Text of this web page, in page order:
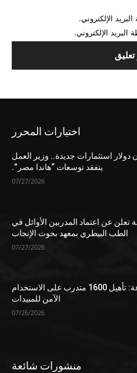
الإلكتروني.
الإلكتروني.
اختيارات المحرر
دولار استثمارات جديدة.. وزير العمل
يتفقد توسعات “هاندا مصر”.
07/27/2026
تعلن عن اعتماد المدربين الأوائل في
الطب البيطري بمعهد بحوث الإنجاب
07/27/2026
الزراعة: تأهيل 1600 متدرب على الاستخدام
الآمن للمبيدات
07/26/2026
منشورات شائعة